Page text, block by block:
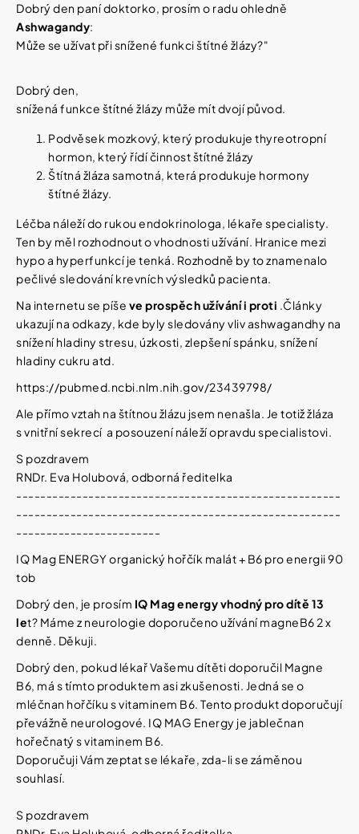
Dobrý den paní doktorko, prosím o radu ohledně
Ashwagandy:
Může se užívat při snížené funkci štítné žlázy?"
Dobrý den,
snížená funkce štítné žlázy může mít dvojí původ.
Podvěsek mozkový, který produkuje thyreotropní
hormon, který řídí činnost štítné žlázy
Štítná žláza samotná, která produkuje hormony
štítné žlázy.
Léčba náleží do rukou endokrinologa, lékaře specialisty.
Ten by měl rozhodnout o vhodnosti užívání. Hranice mezi
hypo a hyperfunkcí je tenká. Rozhodně by to znamenalo
pečlivé sledování krevních výsledků pacienta.
Na internetu se píše ve prospěch užívání i proti .Články
ukazují na odkazy, kde byly sledovány vliv ashwagandhy na
snížení hladiny stresu, úzkosti, zlepšení spánku, snížení
hladiny cukru atd.
https://pubmed.ncbi.nlm.nih.gov/23439798/
Ale přímo vztah na štítnou žlázu jsem nenašla. Je totiž žláza
s vnitřní sekrecí a posouzení náleží opravdu specialistovi.
S pozdravem
RNDr. Eva Holubová, odborná ředitelka
------------------------------------------------------
------------------------------------------------------
------------------------
IQ Mag ENERGY organický hořčík malát + B6 pro energii 90
tob
Dobrý den, je prosím IQ Mag energy vhodný pro dítě 13
let? Máme z neurologie doporučeno užívání magneB6 2 x
denně. Děkuji.
Dobrý den, pokud lékař Vašemu dítěti doporučil Magne
B6, má s tímto produktem asi zkušenosti. Jedná se o
mléčnan hořčíku s vitaminem B6. Tento produkt doporučují
převážně neurologové. IQ MAG Energy je jablečnan
hořečnatý s vitaminem B6.
Doporučuji Vám zeptat se lékaře, zda-li se záměnou
souhlasí.
S pozdravem